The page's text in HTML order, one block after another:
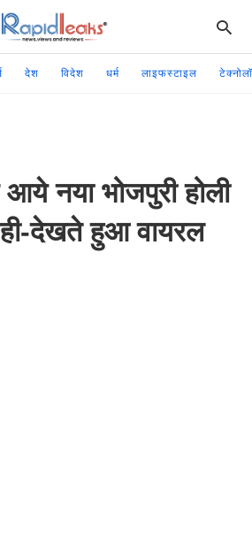
देश विदेश धर्म लाइफस्टाइल
नया भोजपुरी होली
देखते हुआ वायरल